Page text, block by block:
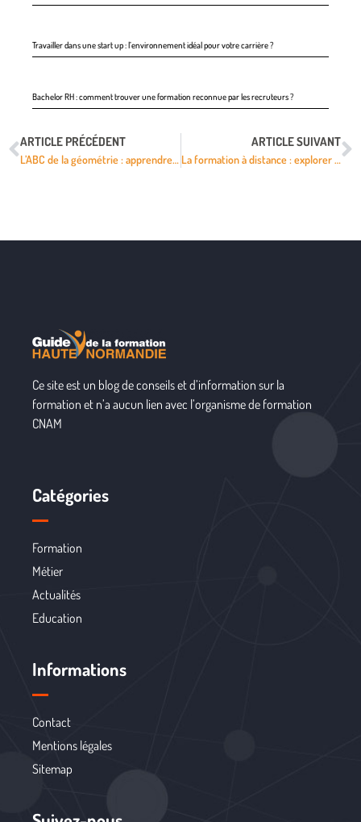
Travailler dans une start up : l’environnement idéal pour votre carrière ?
Bachelor RH : comment trouver une formation reconnue par les recruteurs ?
ARTICLE PRÉCÉDENT
L’ABC de la géométrie : apprendre à calculer l’hypoténuse d’un triangle rectangle
ARTICLE SUIVANT
La formation à distance : explorer les avantages du Centre national d’enseignement à distance (CNED)
Ce site est un blog de conseils et d’information sur la
formation et n’a aucun lien avec l’organisme de formation
CNAM
Catégories
Formation
Métier
Actualités
Education
Informations
Contact
Mentions légales
Sitemap